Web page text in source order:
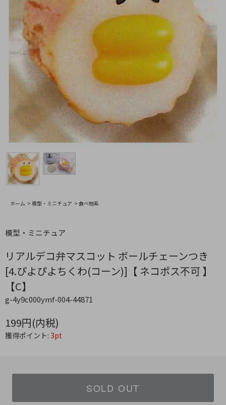
ホーム > 模型・ミニチュア > 食べ物系
模型・ミニチュア
リアルデコ弁マスコット ボールチェーンつき
[4.ぴよぴよちくわ(コーン)]【 ネコポス不可 】
【C】
g-4y9c000ymf-004-44871
199円(内税)
獲得ポイント: 3pt
SOLD OUT